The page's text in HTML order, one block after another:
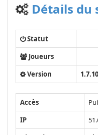
Détails du
Statut
Joueurs
Version
Accès
IP